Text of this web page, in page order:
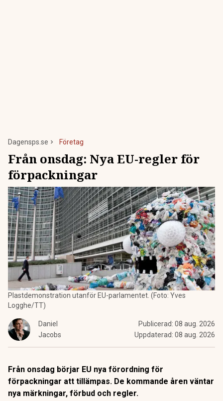
Dagensps.se Företag
Från onsdag: Nya EU-regler för
förpackningar
Plastdemonstration utanför EU-parlamentet. (Foto: Yves
Logghe/TT)
Daniel
Jacobs
Publicerad: 08 aug. 2026
Uppdaterad: 08 aug. 2026
Från onsdag börjar EU nya förordning för
förpackningar att tillämpas. De kommande åren väntar
nya märkningar, förbud och regler.